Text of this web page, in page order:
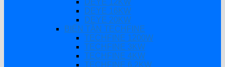
DEYE 12KW
DEYE 16KW
DEYE 20KW
BIẾN TẦN TECHFINE
TECHFINE 1200W
TECHFINE 3KW
TECHFINE 4KW
TECHFINE 6.2KW